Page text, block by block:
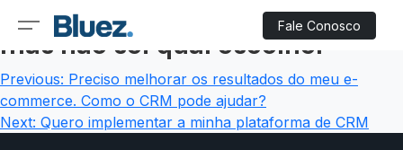
content
Fale Conosco
Busco uma plataforma de CRM,
mas não sei qual escolher
Navegação
de
Post
Previous: Preciso melhorar os resultados do meu e-
commerce. Como o CRM pode ajudar?
Next: Quero implementar a minha plataforma de CRM